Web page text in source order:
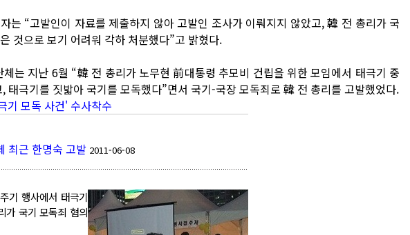
는 “고발인이 자료를 제출하지 않아 고발인 조사가 이뤄지지 않았고, 韓 전 총리가 국
것으로 보기 어려워 각하 처분했다”고 밝혔다.
는 지난 6월 “韓 전 총리가 노무현 前대통령 추모비 건립을 위한 모임에서 태극기 중
태극기를 짓밟아 국기를 모독했다”면서 국기-국장 모독죄로 韓 전 총리를 고발했었다.
기 모독 사건' 수사착수
최근 한명숙 고발 2011-06-08
기 행사에서 태극기
국기 모독죄 혐의